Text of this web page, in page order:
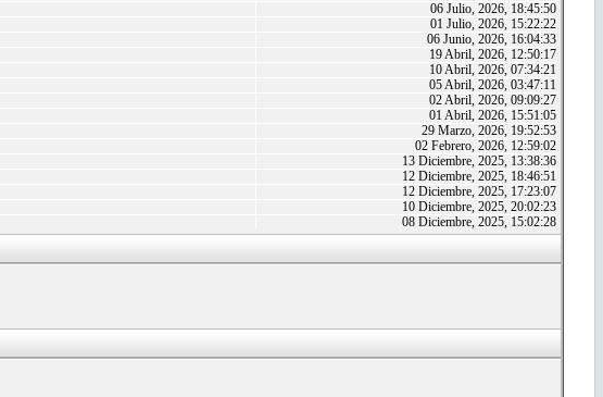
06 Julio, 2026, 18:45:50
01 Julio, 2026, 15:22:22
06 Junio, 2026, 16:04:33
19 Abril, 2026, 12:50:17
10 Abril, 2026, 07:34:21
05 Abril, 2026, 03:47:11
02 Abril, 2026, 09:09:27
01 Abril, 2026, 15:51:05
29 Marzo, 2026, 19:52:53
02 Febrero, 2026, 12:59:02
13 Diciembre, 2025, 13:38:36
12 Diciembre, 2025, 18:46:51
12 Diciembre, 2025, 17:23:07
10 Diciembre, 2025, 20:02:23
08 Diciembre, 2025, 15:02:28